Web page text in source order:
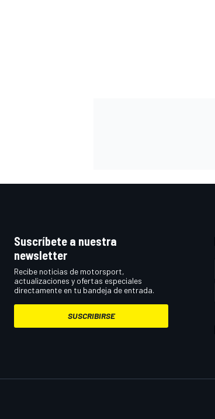
Suscríbete a nuestra
newsletter
Recibe noticias de motorsport,
actualizaciones y ofertas especiales
directamente en tu bandeja de entrada.
SUSCRIBIRSE